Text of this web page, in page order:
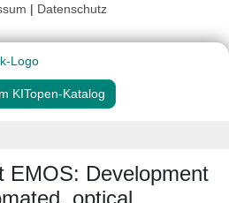
| Datenschutz
KITopen-Katalog
EMOS: Development
optical